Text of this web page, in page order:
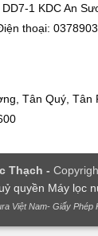
1 KDC An
thoại:
Tân Quý, Tân
Thạch -
quyền Máy lọc
Việt Nam- Giấy Phép